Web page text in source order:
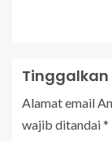
Tinggalkan
Alamat email
wajib ditandai*